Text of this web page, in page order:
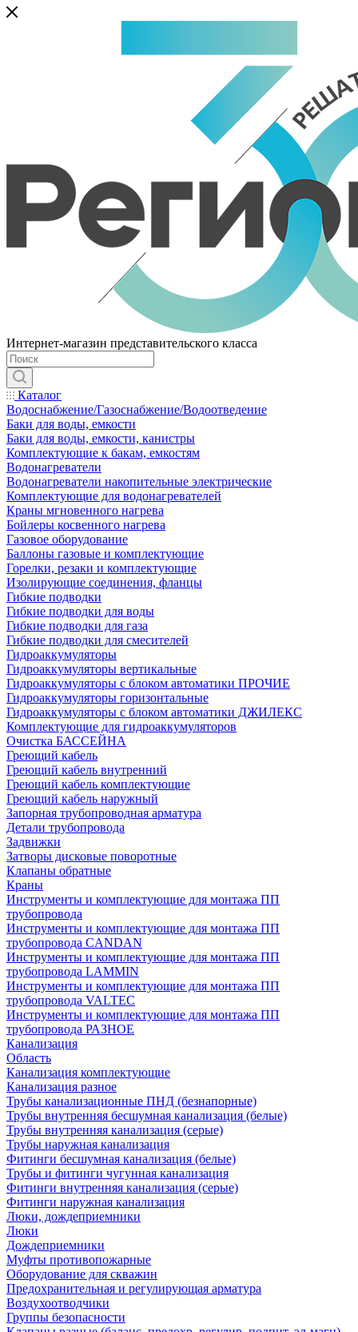
Интернет-магазин представительского класса
Каталог
Водоснабжение/Газоснабжение/Водоотведение
Баки для воды, емкости
Баки для воды, емкости, канистры
Комплектующие к бакам, емкостям
Водонагреватели
Водонагреватели накопительные электрические
Комплектующие для водонагревателей
Краны мгновенного нагрева
Бойлеры косвенного нагрева
Газовое оборудование
Баллоны газовые и комплектующие
Горелки, резаки и комплектующие
Изолирующие соединения, фланцы
Гибкие подводки
Гибкие подводки для воды
Гибкие подводки для газа
Гибкие подводки для смесителей
Гидроаккумуляторы
Гидроаккумуляторы вертикальные
Гидроаккумуляторы с блоком автоматики ПРОЧИЕ
Гидроаккумуляторы горизонтальные
Гидроаккумуляторы с блоком автоматики ДЖИЛЕКС
Комплектующие для гидроаккумуляторов
Очистка БАССЕЙНА
Греющий кабель
Греющий кабель внутренний
Греющий кабель комплектующие
Греющий кабель наружный
Запорная трубопроводная арматура
Детали трубопровода
Задвижки
Затворы дисковые поворотные
Клапаны обратные
Краны
Инструменты и комплектующие для монтажа ПП
трубопровода
Инструменты и комплектующие для монтажа ПП
трубопровода CANDAN
Инструменты и комплектующие для монтажа ПП
трубопровода LAMMIN
Инструменты и комплектующие для монтажа ПП
трубопровода VALTEC
Инструменты и комплектующие для монтажа ПП
трубопровода РАЗНОЕ
Канализация
Область
Канализация комплектующие
Канализация разное
Трубы канализационные ПНД (безнапорные)
Трубы внутренняя бесшумная канализация (белые)
Трубы внутренняя канализация (серые)
Трубы наружная канализация
Фитинги бесшумная канализация (белые)
Трубы и фитинги чугунная канализация
Фитинги внутренняя канализация (серые)
Фитинги наружная канализация
Люки, дождеприемники
Люки
Дождеприемники
Муфты противопожарные
Оборудование для скважин
Предохранительная и регулирующая арматура
Воздухоотводчики
Группы безопасности